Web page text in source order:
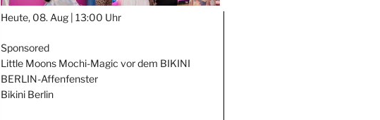
Heute, 08. Aug | 13:00 Uhr
Sponsored
Little Moons Mochi-Magic vor dem BIKINI
BERLIN-Affenfenster
Bikini Berlin